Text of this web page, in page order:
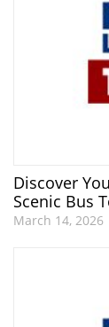
Discover
Scenic Bus
March 14, 2026